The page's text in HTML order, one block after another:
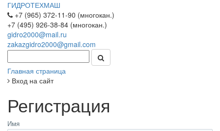
ГИДРОТЕХМАШ
+7 (965) 372-11-90 (многокан.)
+7 (495) 926-38-84 (многокан.)
gidro2000@mail.ru
zakazgidro2000@gmail.com
Главная страница
Вход на сайт
Регистрация
Имя